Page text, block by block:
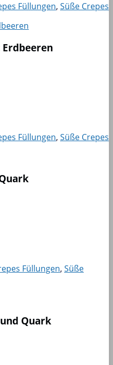
Füllungen, Süße Crepes
Füllungen, Süße Crepes
Füllungen, Süße
Quark